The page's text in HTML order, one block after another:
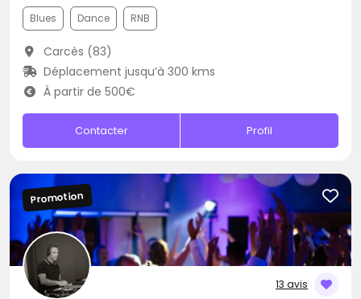
Blues Dance RNB
Carcès (83)
Déplacement jusqu’à 300 kms
À partir de 500€
Contacter Profil
13 avis
Promotion